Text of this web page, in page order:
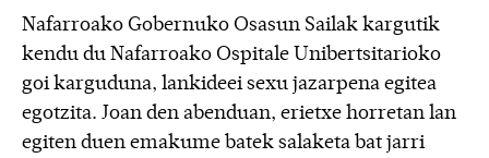
Nafarroako Gobernuko Osasun Sailak kargutik
kendu du Nafarroako Ospitale Unibertsitarioko
goi karguduna, lankideei sexu jazarpena egitea
egotzita. Joan den abenduan, erietxe horretan lan
egiten duen emakume batek salaketa bat jarri